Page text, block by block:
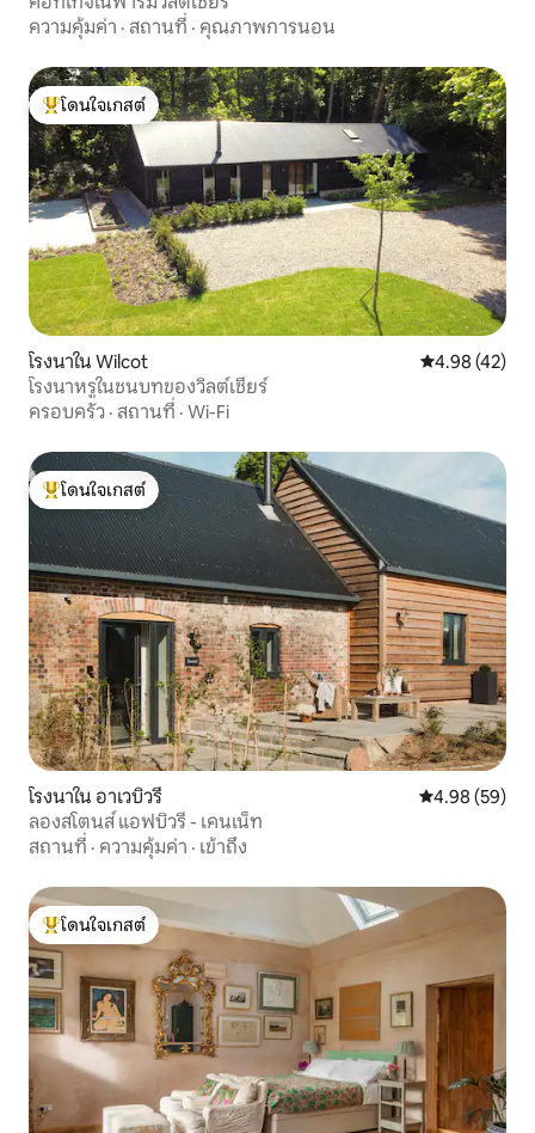
ความคุ้มค่า · สถานที่ · คุณภาพการนอน
โดนใจเกสต์ที่สุด
โดนใจเกสต์
โรงนาใน Wilcot คะแนนเฉลี่ย
4.98 (42)
โรงนาหรูในชนบทของวิลต์เชียร์
ครอบครัว · สถานที่ · Wi-Fi
โดนใจเกสต์ที่สุด
โดนใจเกสต์
โรงนาใน อาเวบิวรี คะแนนเฉลี่ย
4.98 (59)
ลองสโตนส์ แอฟบิวรี - เคนเน็ท
สถานที่ · ความคุ้มค่า · เข้าถึง
โดนใจเกสต์ที่สุด
โดนใจเกสต์